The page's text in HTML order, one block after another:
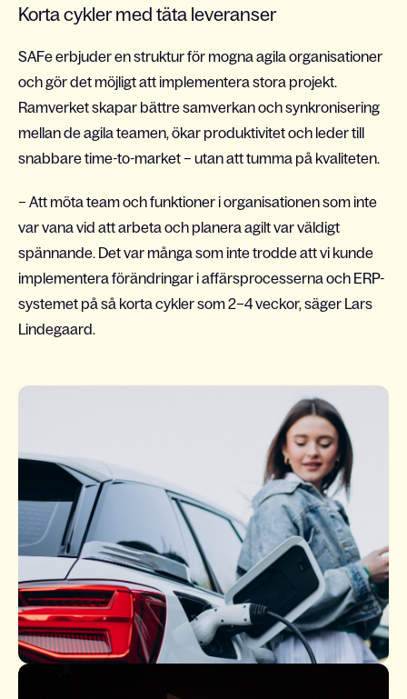
Korta cykler med täta leveranser
SAFe erbjuder en struktur för mogna agila organisationer
och gör det möjligt att implementera stora projekt.
Ramverket skapar bättre samverkan och synkronisering
mellan de agila teamen, ökar produktivitet och leder till
snabbare time-to-market – utan att tumma på kvaliteten.
– Att möta team och funktioner i organisationen som inte
var vana vid att arbeta och planera agilt var väldigt
spännande. Det var många som inte trodde att vi kunde
implementera förändringar i affärsprocesserna och ERP-
systemet på så korta cykler som 2–4 veckor, säger Lars
Lindegaard.